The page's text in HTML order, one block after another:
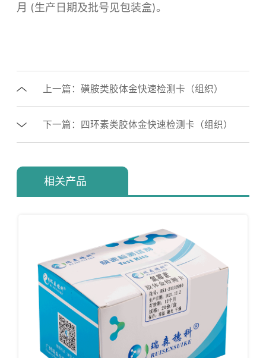
月 (生产日期及批号见包装盒)。
上一篇：磺胺类胶体金快速检测卡（组织）
下一篇：四环素类胶体金快速检测卡（组织）
相关产品